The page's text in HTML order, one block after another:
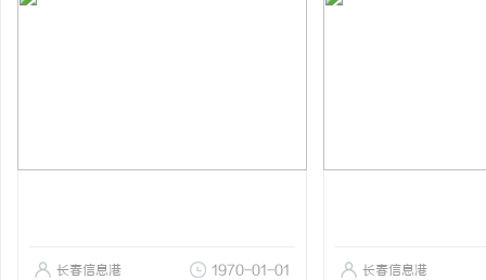
长春信息港 1970-01-01 长春信息港